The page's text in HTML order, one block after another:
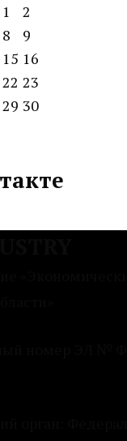
1
2
8
9
15 16
22 23
29 30